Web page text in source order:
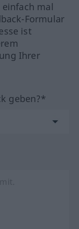
mal
Formular
ist
Ihrer
geben?*